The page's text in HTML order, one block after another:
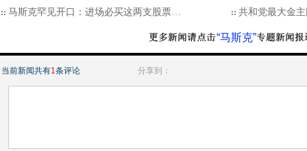
马斯克罕见开口：进场必买这两支股票…
共和党最大金
“马斯克”
当前新闻共有1条评论 分享到：